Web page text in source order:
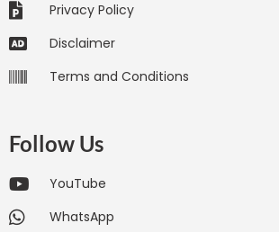
Privacy Policy
Disclaimer
Terms and Conditions
Follow Us
YouTube
WhatsApp